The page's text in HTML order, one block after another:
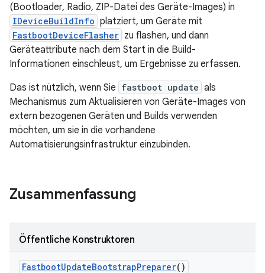
(Bootloader, Radio, ZIP-Datei des Geräte-Images) in
IDeviceBuildInfo platziert, um Geräte mit
FastbootDeviceFlasher zu flashen, und dann
Geräteattribute nach dem Start in die Build-
Informationen einschleust, um Ergebnisse zu erfassen.
Das ist nützlich, wenn Sie fastboot update als
Mechanismus zum Aktualisieren von Geräte-Images von
extern bezogenen Geräten und Builds verwenden
möchten, um sie in die vorhandene
Automatisierungsinfrastruktur einzubinden.
Zusammenfassung
Öffentliche Konstruktoren
FastbootUpdateBootstrapPreparer()